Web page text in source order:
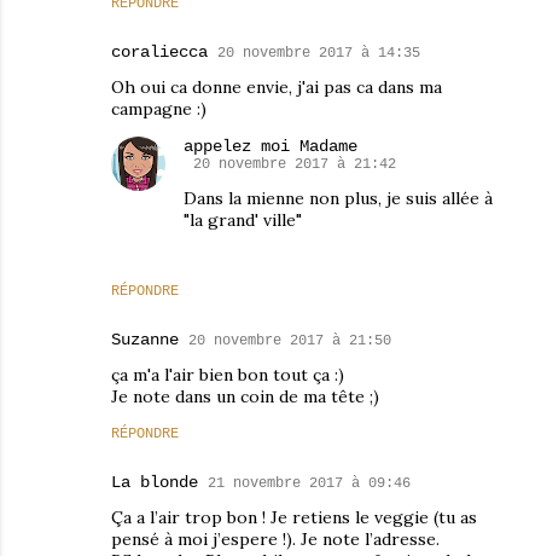
RÉPONDRE
coraliecca 20 novembre 2017 à 14:35
Oh oui ca donne envie, j'ai pas ca dans ma
campagne :)
RÉPONDRE
appelez moi Madame
20 novembre 2017 à 21:42
Dans la mienne non plus, je suis allée à
"la grand' ville"
Suzanne 20 novembre 2017 à 21:50
ça m'a l'air bien bon tout ça :)
Je note dans un coin de ma tête ;)
RÉPONDRE
La blonde 21 novembre 2017 à 09:46
Ça a l’air trop bon ! Je retiens le veggie (tu as
pensé à moi j’espere !). Je note l’adresse.